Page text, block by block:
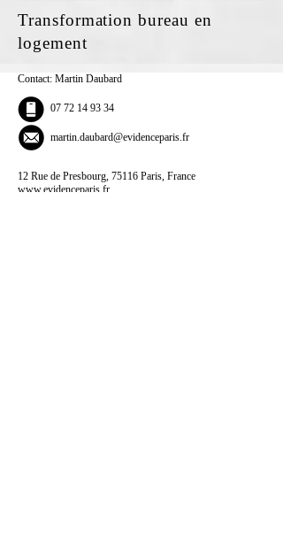
Transformation bureau en
logement
Contact: Martin Daubard
07 72 14 93 34
martin.daubard@evidenceparis.fr
12 Rue de Presbourg, 75116 Paris, France
www.evidenceparis.fr